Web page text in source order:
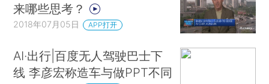
来哪些思考？
2018年07月05日 APP打开
AI·出行|百度无人驾驶巴士下
线 李彦宏称造车与做PPT不同